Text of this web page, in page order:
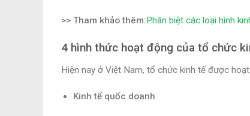
>> Tham khảo thêm:Phân biệt các loại hình
4 hình thức hoạt động của tổ chức
Hiện nay ở Việt Nam, tổ chức kinh tế được
Kinh tế quốc doanh